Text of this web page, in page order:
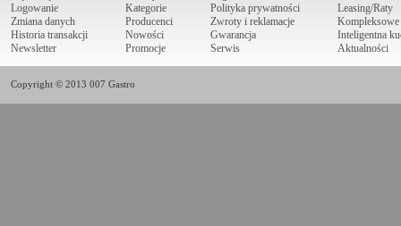
Logowanie
Zmiana danych
Historia transakcji
Newsletter
Kategorie
Producenci
Nowości
Promocje
Polityka prywatności
Zwroty i reklamacje
Gwarancja
Serwis
Leasing/Raty
Kompleksowe
Inteligentna
Aktualności
Copyright © 2013 007 Gastro